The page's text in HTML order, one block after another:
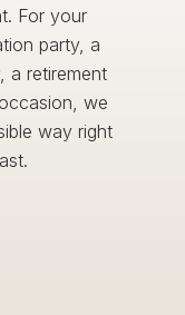
For your
party, a
a retirement
we
way right